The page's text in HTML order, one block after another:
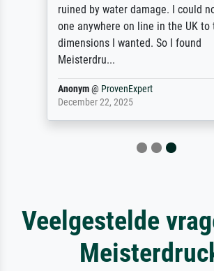
ruined by water damage. I could
one anywhere on line in the UK to
dimensions I wanted. So I found
Meisterdru...
Anonym@ ProvenExpert
December 22, 2025
Veelgestelde